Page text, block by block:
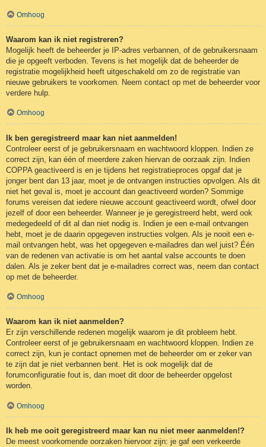
Omhoog
Waarom kan ik niet registreren?
Mogelijk heeft de beheerder je IP-adres verbannen, of de gebruikersnaam
die je opgeeft verboden. Tevens is het mogelijk dat de beheerder de
registratie mogelijkheid heeft uitgeschakeld om zo de registratie van
nieuwe gebruikers te voorkomen. Neem contact op met de beheerder voor
verdere hulp.
Omhoog
Ik ben geregistreerd maar kan niet aanmelden!
Controleer eerst of je gebruikersnaam en wachtwoord kloppen. Indien ze
correct zijn, kan één of meerdere zaken hiervan de oorzaak zijn. Indien
COPPA geactiveerd is en je tijdens het registratieproces opgaf dat je
jonger bent dan 13 jaar, moet je de ontvangen instructies opvolgen. Als dit
niet het geval is, moet je account dan geactiveerd worden? Sommige
forums vereisen dat iedere nieuwe account geactiveerd wordt, ofwel door
jezelf of door een beheerder. Wanneer je je geregistreerd hebt, werd ook
medegedeeld of dit al dan niet nodig is. Indien je een e-mail ontvangen
hebt, moet je de daarin opgegeven instructies volgen. Als je nooit een e-
mail ontvangen hebt, was het opgegeven e-mailadres dan wel juist? Één
van de redenen van activatie is om het aantal valse accounts te doen
dalen. Als je zeker bent dat je e-mailadres correct was, neem dan contact
op met de beheerder.
Omhoog
Waarom kan ik niet aanmelden?
Er zijn verschillende redenen mogelijk waarom je dit probleem hebt.
Controleer eerst of je gebruikersnaam en wachtwoord kloppen. Indien ze
correct zijn, kun je contact opnemen met de beheerder om er zeker van
te zijn dat je niet verbannen bent. Het is ook mogelijk dat de
forumconfiguratie fout is, dan moet dit door de beheerder opgelost
worden.
Omhoog
Ik heb me ooit geregistreerd maar kan nu niet meer aanmelden!?
De meest voorkomende oorzaken hiervoor zijn: je gaf een verkeerde